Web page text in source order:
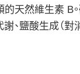
的天然維生素
鹽酸生成（對